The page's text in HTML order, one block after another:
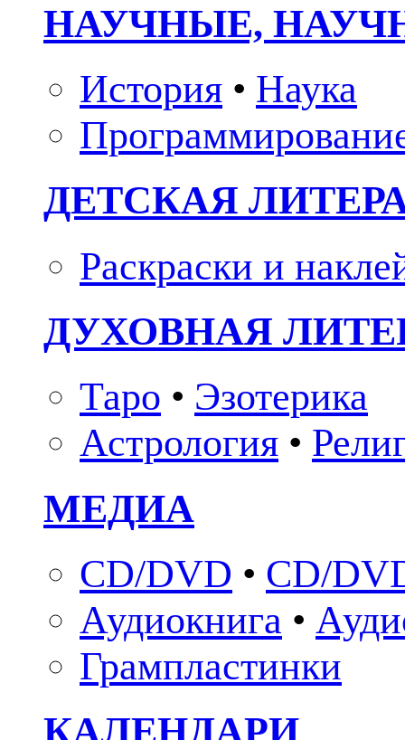
НАУЧНЫЕ,
История • Наука
ДЕТСКАЯ
Раскраски и
ДУХОВНАЯ
Таро • Эзотерика
Астрология •
МЕДИА
CD/DVD • CD/
Аудиокнига •
Грампластинки